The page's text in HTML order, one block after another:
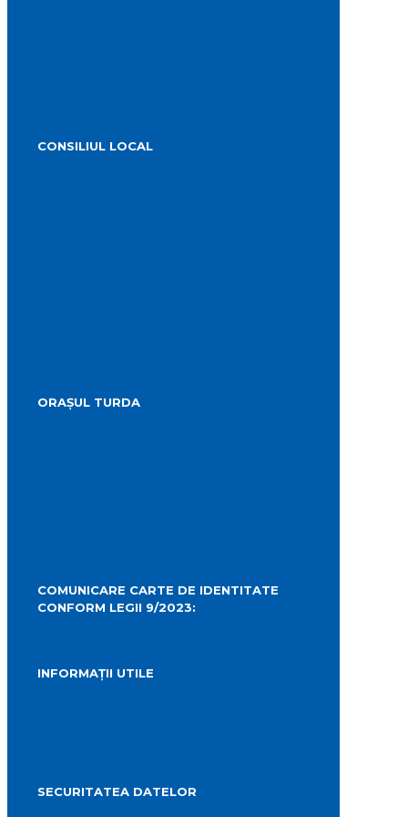
CONSILIUL LOCAL
ORAȘUL TURDA
COMUNICARE CARTE DE IDENTITATE
CONFORM LEGII 9/2023:
INFORMAȚII UTILE
SECURITATEA DATELOR